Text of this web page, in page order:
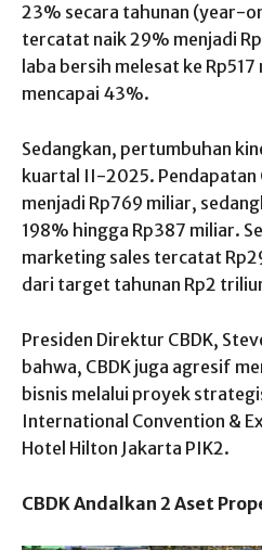
23% secara tahunan (year-
tercatat naik 29% menjadi
laba bersih melesat ke
mencapai 43%.
Sedangkan, pertumbuhan
kuartal II-2025. Pendapatan
menjadi Rp769 miliar,
198% hingga Rp387 miliar.
marketing sales tercatat
dari target tahunan Rp2
Presiden Direktur CBDK,
bahwa, CBDK juga agresif
bisnis melalui proyek
International Convention &
Hotel Hilton Jakarta PIK2.
CBDK Andalkan 2 Aset